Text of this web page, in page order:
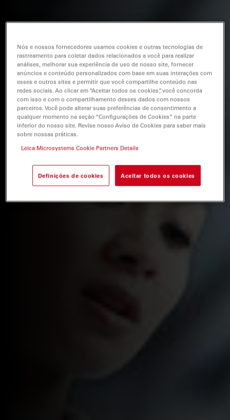
Nós e nossos fornecedores usamos cookies e outras tecnologias de
rastreamento para coletar dados relacionados a você para realizar
análises, melhorar sua experiência de uso de nosso site, fornecer
anúncios e conteúdo personalizados com base em suas interações com
esses e outros sites e permitir que você compartilhe conteúdo nas
redes sociais. Ao clicar em “Aceitar todos os cookies”, você concorda
com isso e com o compartilhamento desses dados com nossos
parceiros. Você pode alterar suas preferências de consentimento a
qualquer momento na seção “Configurações de Cookies” na parte
inferior do nosso site. Revise nosso Aviso de Cookies para saber mais
sobre nossas práticas.
Leica Microsystems Cookie Partners Details
Definições de cookies Aceitar todos os cookies